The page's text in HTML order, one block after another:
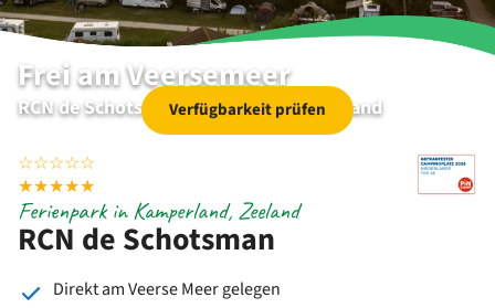
Frei am Veersemeer
RCN de Schotsman | Kamperland | Seeland
Verfügbarkeit prüfen
☆☆☆☆☆
★★★★★
RCN de Schotsman
Ferienpark in Kamperland, Zeeland
Direkt am Veerse Meer gelegen